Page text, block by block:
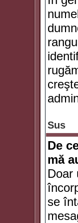
Sus
De
mă
Doar
se